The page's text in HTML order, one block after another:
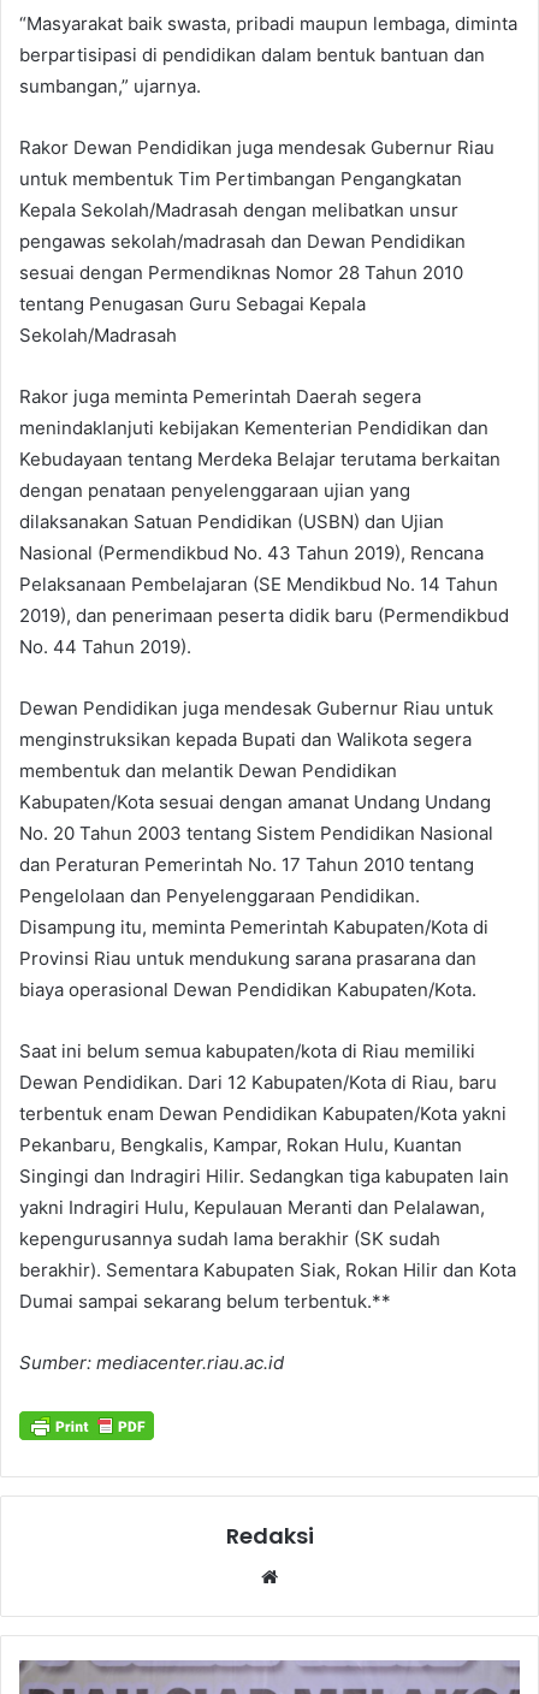
“Masyarakat baik swasta, pribadi maupun lembaga, diminta
berpartisipasi di pendidikan dalam bentuk bantuan dan
sumbangan,” ujarnya.
Rakor Dewan Pendidikan juga mendesak Gubernur Riau
untuk membentuk Tim Pertimbangan Pengangkatan
Kepala Sekolah/Madrasah dengan melibatkan unsur
pengawas sekolah/madrasah dan Dewan Pendidikan
sesuai dengan Permendiknas Nomor 28 Tahun 2010
tentang Penugasan Guru Sebagai Kepala
Sekolah/Madrasah
Rakor juga meminta Pemerintah Daerah segera
menindaklanjuti kebijakan Kementerian Pendidikan dan
Kebudayaan tentang Merdeka Belajar terutama berkaitan
dengan penataan penyelenggaraan ujian yang
dilaksanakan Satuan Pendidikan (USBN) dan Ujian
Nasional (Permendikbud No. 43 Tahun 2019), Rencana
Pelaksanaan Pembelajaran (SE Mendikbud No. 14 Tahun
2019), dan penerimaan peserta didik baru (Permendikbud
No. 44 Tahun 2019).
Dewan Pendidikan juga mendesak Gubernur Riau untuk
menginstruksikan kepada Bupati dan Walikota segera
membentuk dan melantik Dewan Pendidikan
Kabupaten/Kota sesuai dengan amanat Undang Undang
No. 20 Tahun 2003 tentang Sistem Pendidikan Nasional
dan Peraturan Pemerintah No. 17 Tahun 2010 tentang
Pengelolaan dan Penyelenggaraan Pendidikan.
Disampung itu, meminta Pemerintah Kabupaten/Kota di
Provinsi Riau untuk mendukung sarana prasarana dan
biaya operasional Dewan Pendidikan Kabupaten/Kota.
Saat ini belum semua kabupaten/kota di Riau memiliki
Dewan Pendidikan. Dari 12 Kabupaten/Kota di Riau, baru
terbentuk enam Dewan Pendidikan Kabupaten/Kota yakni
Pekanbaru, Bengkalis, Kampar, Rokan Hulu, Kuantan
Singingi dan Indragiri Hilir. Sedangkan tiga kabupaten lain
yakni Indragiri Hulu, Kepulauan Meranti dan Pelalawan,
kepengurusannya sudah lama berakhir (SK sudah
berakhir). Sementara Kabupaten Siak, Rokan Hilir dan Kota
Dumai sampai sekarang belum terbentuk.**
Sumber: mediacenter.riau.ac.id
Redaksi